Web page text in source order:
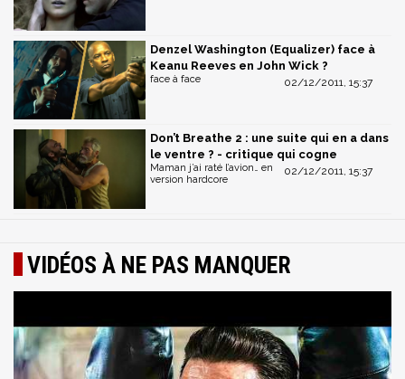
Denzel Washington (Equalizer) face à
Keanu Reeves en John Wick ?
02/12/2011, 15:37
face à face
Don’t Breathe 2 : une suite qui en a dans
le ventre ? - critique qui cogne
02/12/2011, 15:37
Maman j’ai raté l’avion… en
version hardcore
VIDÉOS À NE PAS MANQUER